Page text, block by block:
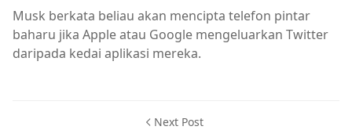
Musk berkata beliau akan mencipta telefon pintar
baharu jika Apple atau Google mengeluarkan Twitter
daripada kedai aplikasi mereka.
Next Post